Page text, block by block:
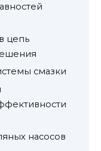
цепь
смазки
насосов